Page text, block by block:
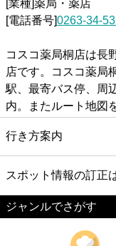
[業種]薬局・薬店
[電話番号]0263-34-
コスコ薬局桐店は長
店です。コスコ薬局
駅、最寄バス停、周
内。またルート地図
行き方案内
スポット情報の訂正
ジャンルでさがす